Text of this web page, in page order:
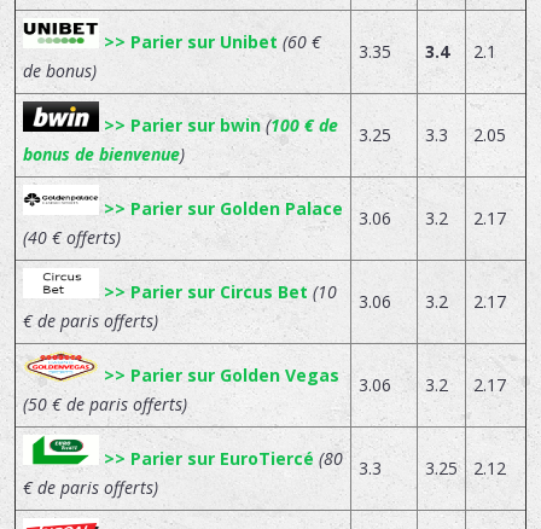
>> Parier sur Unibet (60 €
de bonus)
3.35 3.4 2.1
>> Parier sur bwin (100 € de
bonus de bienvenue)
3.25 3.3 2.05
>> Parier sur Golden Palace
(40 € offerts)
3.06 3.2 2.17
>> Parier sur Circus Bet (10
€ de paris offerts)
3.06 3.2 2.17
>> Parier sur Golden Vegas
(50 € de paris offerts)
3.06 3.2 2.17
>> Parier sur EuroTiercé (80
€ de paris offerts)
3.3 3.25 2.12